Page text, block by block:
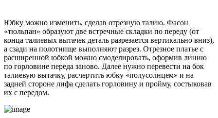
Юбку можно изменить, сделав отрезную талию. Фасон
«тюльпан» образуют две встречные складки по переду (от
конца талиевых вытачек деталь разрезается вертикально вниз),
а сзади на полотнище выполняют разрез. Отрезное платье с
расширенной юбкой можно смоделировать, оформив линию
по горловине переда заново. Далее нужно перевести на бок
талиевую вытачку, расчертить юбку «полусолнцем» и на
задней стороне лифа сделать горловину и пройму, состыковав
их с передом.